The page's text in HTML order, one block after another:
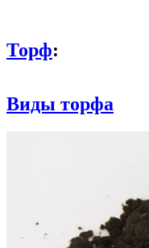
Торф:
Виды торфа